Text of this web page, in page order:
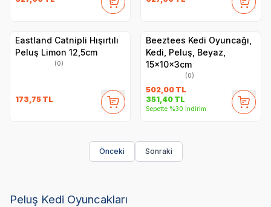
Eastland Catnipli Hışırtılı
Peluş Limon 12,5cm
(0)
173,75 TL
Beeztees Kedi Oyuncağı,
Kedi, Peluş, Beyaz,
15x10x3cm
(0)
502,00 TL
351,40 TL
Sepette %30 indirim
Önceki Sonraki
Peluş Kedi Oyuncakları